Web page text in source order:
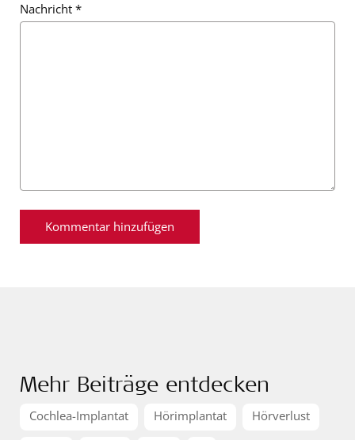
Nachricht *
Mehr Beiträge entdecken
Cochlea-Implantat Hörimplantat Hörverlust